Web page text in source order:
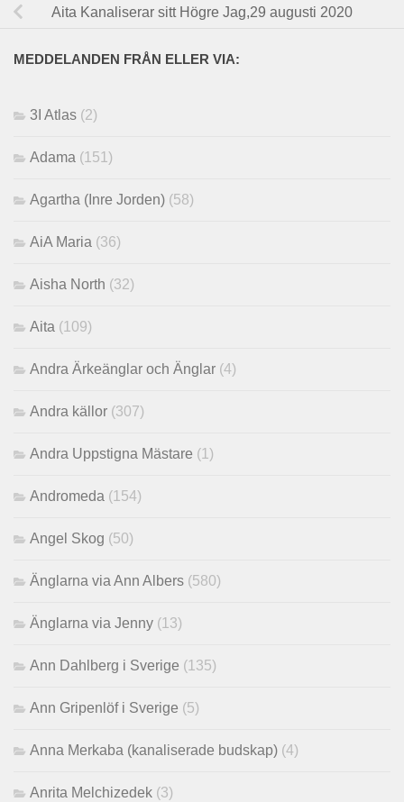
Aita Kanaliserar sitt Högre Jag,29 augusti 2020
MEDDELANDEN FRÅN ELLER VIA:
3I Atlas (2)
Adama (151)
Agartha (Inre Jorden) (58)
AiA Maria (36)
Aisha North (32)
Aita (109)
Andra Ärkeänglar och Änglar (4)
Andra källor (307)
Andra Uppstigna Mästare (1)
Andromeda (154)
Angel Skog (50)
Änglarna via Ann Albers (580)
Änglarna via Jenny (13)
Ann Dahlberg i Sverige (135)
Ann Gripenlöf i Sverige (5)
Anna Merkaba (kanaliserade budskap) (4)
Anrita Melchizedek (3)